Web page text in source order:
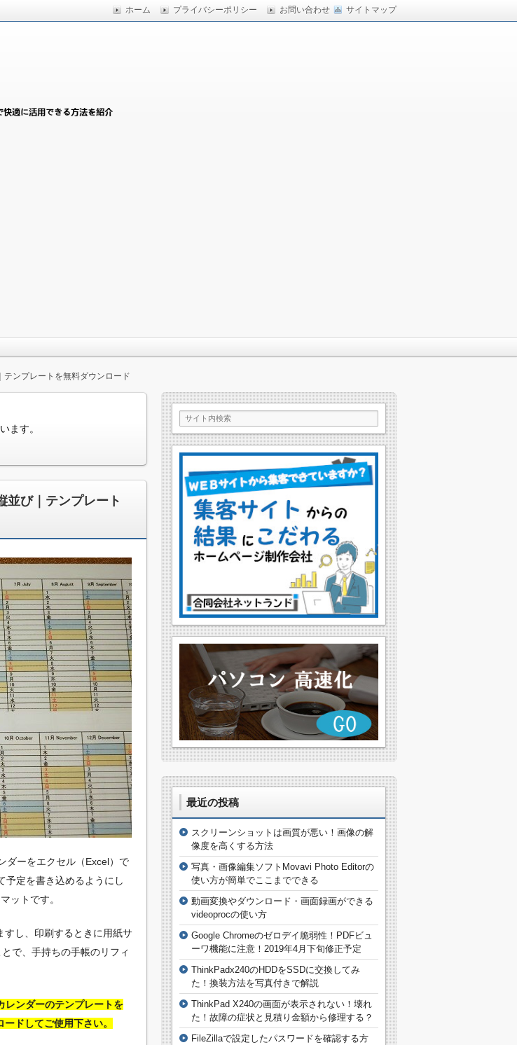
サイトマップ
ホーム プライバシーポリシー お問い合わせ
ンプレートを無料ダウンロード
ます。
並び｜テンプレート
ダーをエクセル（Excel）で
予定を書き込めるようにし
ットです。
すし、印刷するときに用紙サ
で、手持ちの手帳のリフィ
レンダーのテンプレートを
ドしてご使用下さい。
最近の投稿
スクリーンショットは画質が悪い！画像の解
像度を高くする方法
写真・画像編集ソフトMovavi Photo Editorの
使い方が簡単でここまでできる
動画変換やダウンロード・画面録画ができる
videoprocの使い方
Google Chromeのゼロデイ脆弱性！PDFビュ
ーワ機能に注意！2019年4月下旬修正予定
ThinkPadx240のHDDをSSDに交換してみ
た！換装方法を写真付きで解説
ThinkPad X240の画面が表示されない！壊れ
た！故障の症状と見積り金額から修理する？
FileZillaで設定したパスワードを確認する方